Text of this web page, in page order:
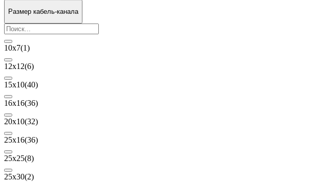
Размер кабель-канала
10х7(1)
12х12(6)
15х10(40)
16х16(36)
20х10(32)
25x16(36)
25х25(8)
25x30(2)